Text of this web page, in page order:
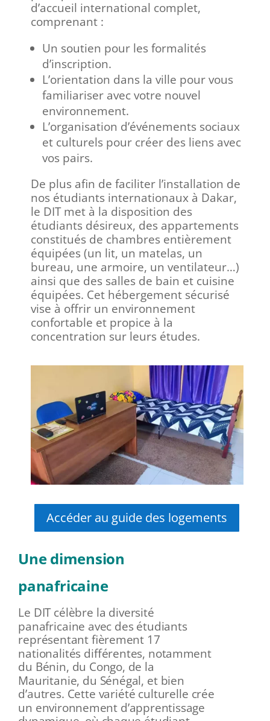
d’accueil international complet,
comprenant :
Un soutien pour les formalités
d’inscription.
L’orientation dans la ville pour vous
familiariser avec votre nouvel
environnement.
L’organisation d’événements sociaux
et culturels pour créer des liens avec
vos pairs.
De plus afin de faciliter l’installation de
nos étudiants internationaux à Dakar,
le DIT met à la disposition des
étudiants désireux, des appartements
constitués de chambres entièrement
équipées (un lit, un matelas, un
bureau, une armoire, un ventilateur…)
ainsi que des salles de bain et cuisine
équipées. Cet hébergement sécurisé
vise à offrir un environnement
confortable et propice à la
concentration sur leurs études.
Accéder au guide des logements
Une dimension
panafricaine
Le DIT célèbre la diversité
panafricaine avec des étudiants
représentant fièrement 17
nationalités différentes, notamment
du Bénin, du Congo, de la
Mauritanie, du Sénégal, et bien
d’autres. Cette variété culturelle crée
un environnement d’apprentissage